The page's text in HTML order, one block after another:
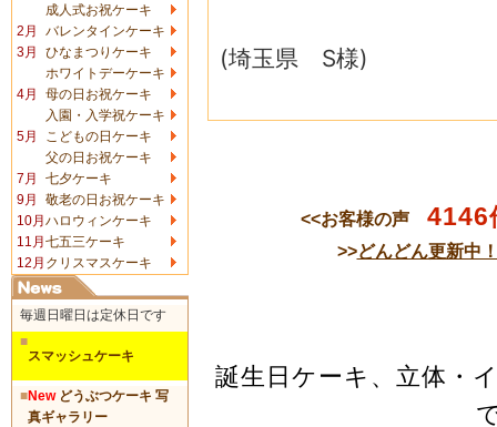
成人式お祝ケーキ
2月
バレンタインケーキ
3月
ひなまつりケーキ
ホワイトデーケーキ
4月
母の日お祝ケーキ
入園・入学祝ケーキ
5月
こどもの日ケーキ
父の日お祝ケーキ
7月
七夕ケーキ
9月
敬老の日お祝ケーキ
10月 ハロウィンケーキ
11月 七五三ケーキ
12月 クリスマスケーキ
毎週日曜日は定休日です
■
スマッシュケーキ
■Newどうぶつケーキ 写
真ギャラリー
(埼玉県 S様)
<<お客様の声 4146
>>どんどん更新中
誕生日ケーキ、立体・